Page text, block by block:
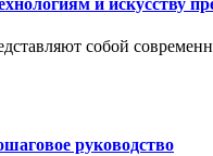
собой
руководство